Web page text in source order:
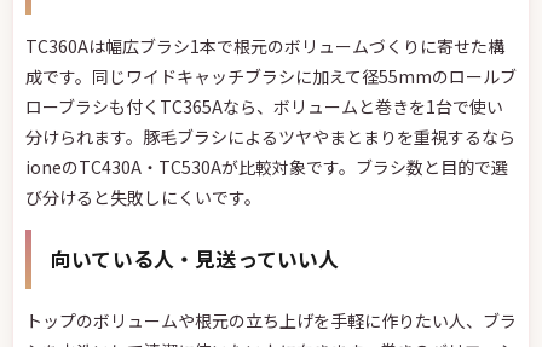
TC360Aは幅広ブラシ1本で根元のボリュームづくりに寄せた構
成です。同じワイドキャッチブラシに加えて径55mmのロールブ
ローブラシも付くTC365Aなら、ボリュームと巻きを1台で使い
分けられます。豚毛ブラシによるツヤやまとまりを重視するなら
ioneのTC430A・TC530Aが比較対象です。ブラシ数と目的で選
び分けると失敗しにくいです。
向いている人・見送っていい人
トップのボリュームや根元の立ち上げを手軽に作りたい人、ブラ